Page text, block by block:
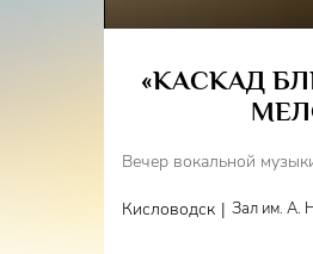
«КАСКАД
Вечер вокальной
Кисловодск | Зал им. А.